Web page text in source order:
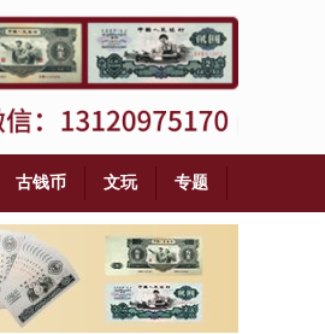
古钱币 文玩
专题